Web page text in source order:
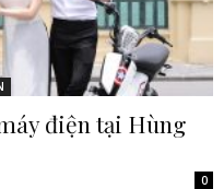
điện tại Hùng
0